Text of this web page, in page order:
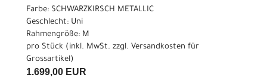
Farbe: SCHWARZKIRSCH METALLIC
Geschlecht: Uni
Rahmengröße: M
pro Stück (inkl. MwSt. zzgl. Versandkosten für
Grossartikel)
1.699,00 EUR